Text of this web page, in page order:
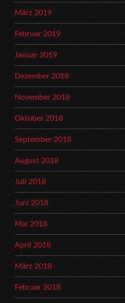
März 2019
Februar 2019
Januar 2019
Dezember 2018
November 2018
Oktober 2018
September 2018
August 2018
Juli 2018
Juni 2018
Mai 2018
April 2018
März 2018
Februar 2018